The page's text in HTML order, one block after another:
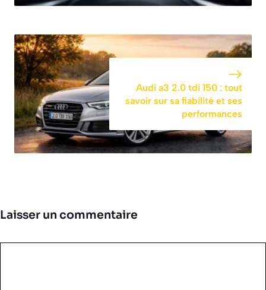
Audi a3 2.0 tdi 150 : tout
savoir sur sa fiabilité et ses
performances
Laisser un commentaire